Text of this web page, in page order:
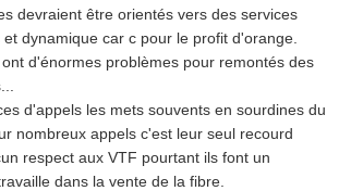
devraient être orientés vers des services
et dynamique car c pour le profit d'orange.
d'énormes problèmes pour remontés des
d'appels les mets souvents en sourdines du
nombreux appels c'est leur seul recourd
respect aux VTF pourtant ils font un
dans la vente de la fibre.